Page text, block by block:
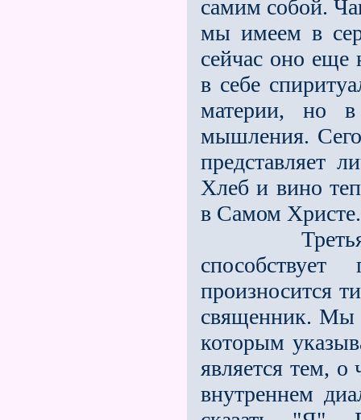
самим собой.
мы имеем в
сейчас оно еще
в себе
материи, но в
мышления.
представляет
Хлеб и вино
в Самом Христе.
Третья
произносится
священник. Мы
которым
является тем,
внутреннем